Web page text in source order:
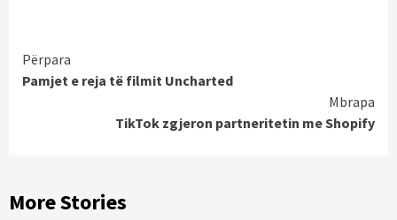
Continue
Reading
Përpara
Pamjet e reja të filmit Uncharted
Mbrapa
TikTok zgjeron partneritetin me Shopify
More Stories